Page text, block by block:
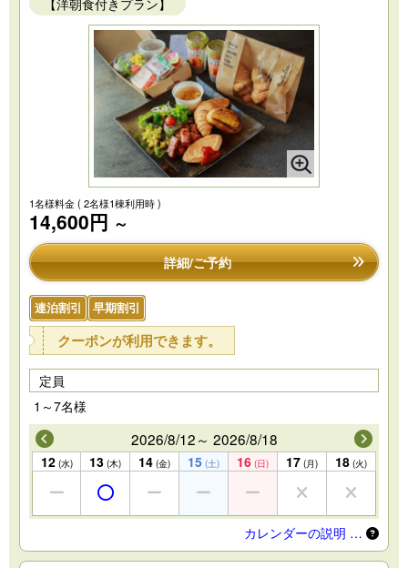
【洋朝食付きプラン】
1名様料金( 2名様1棟利用時 )
14,600円 ～
詳細/ご予約
連泊割引 早期割引
クーポンが利用できます。
定員
1～7名様
2026/8/12～ 2026/8/18
12 (水) 13 (木) 14 (金) 15 (土) 16 (日) 17 (月) 18 (火)
カレンダーの説明 …